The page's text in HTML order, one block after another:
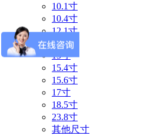
10.1寸
10.4寸
12.1寸
13.3寸
15寸
15.4寸
15.6寸
17寸
18.5寸
23.8寸
其他尺寸